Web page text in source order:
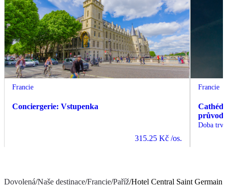
Francie
Conciergerie: Vstupenka
315.25 Kč /os.
Francie
Doba
Dovolená/Naše destinace/Francie/Paříž/Hotel Central Saint Germain